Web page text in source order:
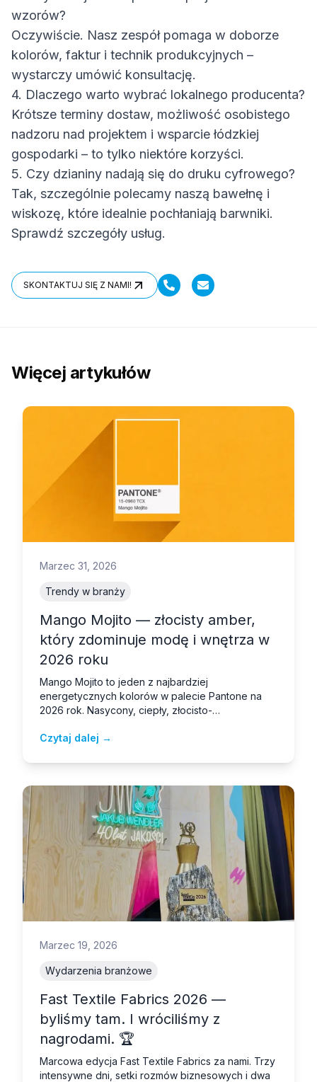
wzorów?
Oczywiście. Nasz zespół pomaga w doborze
kolorów, faktur i technik produkcyjnych –
wystarczy umówić konsultację.
4. Dlaczego warto wybrać lokalnego producenta?
Krótsze terminy dostaw, możliwość osobistego
nadzoru nad projektem i wsparcie łódzkiej
gospodarki – to tylko niektóre korzyści.
5. Czy dzianiny nadają się do druku cyfrowego?
Tak, szczególnie polecamy naszą bawełnę i
wiskozę, które idealnie pochłaniają barwniki.
Sprawdź szczegóły usług.
SKONTAKTUJ SIĘ Z NAMI!
SKONTAKTUJ SIĘ Z NAMI!
Więcej artykułów
Marzec 31, 2026
Trendy w branży
Mango Mojito — złocisty amber,
który zdominuje modę i wnętrza w
2026 roku
Mango Mojito to jeden z najbardziej
energetycznych kolorów w palecie Pantone na
2026 rok. Nasycony, ciepły, złocisto-
natychmiast kojarzy się z latem, świeżością i
dzianin to kolor wymagający precyzji
dzianina odda całe bogactwo tego odcienia.
Czytaj dalej →
Marzec 19, 2026
Wydarzenia branżowe
Fast Textile Fabrics 2026 —
byliśmy tam. I wróciliśmy z
nagrodami. 🏆
Marcowa edycja Fast Textile Fabrics za nami. Trzy
intensywne dni, setki rozmów biznesowych i dwa